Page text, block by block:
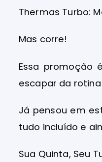
Thermas Turbo:
Mas corre!
Essa promoção
escapar da
Já pensou em
tudo incluído e
Sua Quinta, Seu